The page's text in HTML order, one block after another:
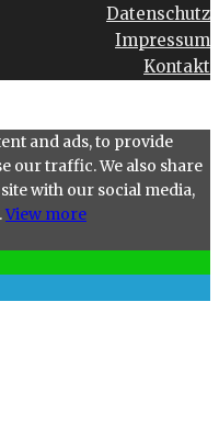
Datenschutz
Impressum
Kontakt
and ads, to provide
our traffic. We also share
with our social media,
View more